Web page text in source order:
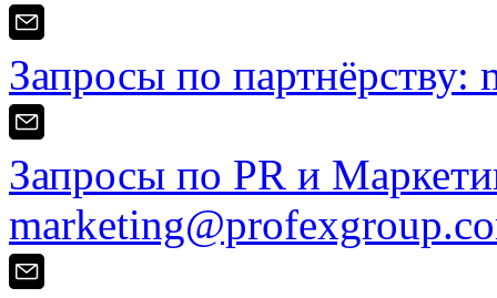
Запросы по партнёрству:
Запросы по PR и